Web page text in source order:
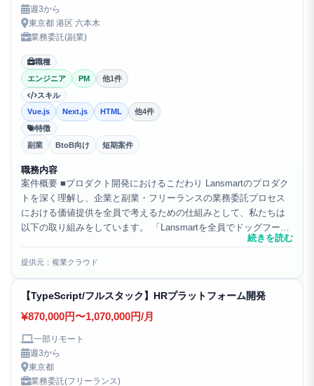
週3から
東京都 港区 六本木
業務委託(副業)
職種
エンジニア
PM
他1件
スキル
Vue.js
Next.js HTML
他4件
特徴
副業
BtoB向け 短期案件
職務内容
案件概要 ■プロダクト開発におけるこだわり Lansmartのプロダク
トを深く理解し、企業と副業・フリーランスの業務委託プロセス
における価値提供を全員で考えるための仕組みとして、私たちは
以下の取り組みをしています。 「Lansmartを全員でドッグフーデ
続きを読む
提供元：複業クラウド
【TypeScript/フルスタック】HRプラットフォーム開発
870,000円〜1,070,000円/月
一部リモート
週3から
東京都
業務委託(フリーランス)